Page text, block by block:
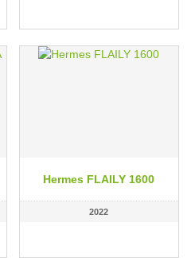
Hermes FLAILY 1600
2022